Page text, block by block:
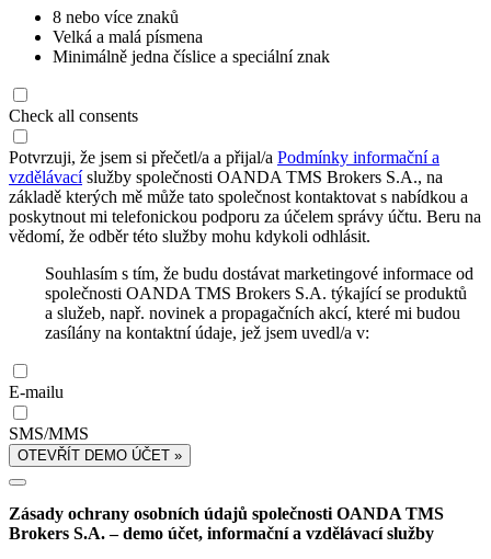
8 nebo více znaků
Velká a malá písmena
Minimálně jedna číslice a speciální znak
Check all consents
Potvrzuji, že jsem si přečetl/a a přijal/a Podmínky informační a
vzdělávacíslužby společnosti OANDA TMS Brokers S.A., na
základě kterých mě může tato společnost kontaktovat s nabídkou a
poskytnout mi telefonickou podporu za účelem správy účtu. Beru na
vědomí, že odběr této služby mohu kdykoli odhlásit.
Souhlasím s tím, že budu dostávat marketingové informace od
společnosti OANDA TMS Brokers S.A. týkající se produktů
a služeb, např. novinek a propagačních akcí, které mi budou
zasílány na kontaktní údaje, jež jsem uvedl/a v:
E-mailu
SMS/MMS
OTEVŘÍT DEMO ÚČET »
Zásady ochrany osobních údajů společnosti OANDA TMS
Brokers S.A. – demo účet, informační a vzdělávací služby